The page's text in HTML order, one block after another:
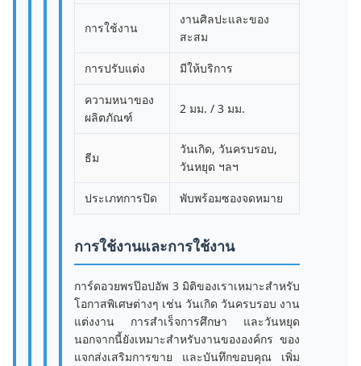
การใช้งาน
งานศิลปะและของ
สะสม
การปรับแต่ง มีให้บริการ
ความหนาของ
ผลิตภัณฑ์
2 มม. / 3 มม.
ธีม
วันเกิด, วันครบรอบ,
วันหยุด ฯลฯ
ประเภทการปิด พับพร้อมซองจดหมาย
การใช้งานและการใช้งาน
การ์ดอวยพรป๊อปอัพ 3 มิติของเราเหมาะสำหรับ
โอกาสพิเศษต่างๆ เช่น วันเกิด วันครบรอบ งาน
แต่งงาน การสำเร็จการศึกษา และวันหยุด
นอกจากนี้ยังเหมาะสำหรับงานขององค์กร ของ
แจกส่งเสริมการขาย และบันทึกขอบคุณ เพิ่ม